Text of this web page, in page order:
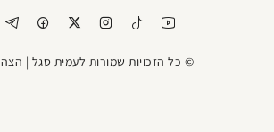
© כל הזכויות שמורות לעמית סגל |הצהרת נגישות